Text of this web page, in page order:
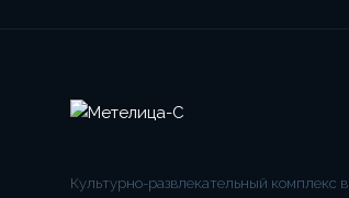
Культурно-развлекательный комплекс в